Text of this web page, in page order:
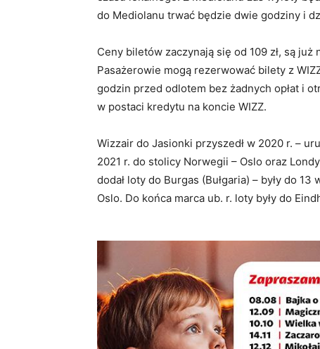
do Mediolanu trwać będzie dwie godziny i
Ceny biletów zaczynają się od 109 zł, są
Pasażerowie mogą rezerwować bilety z
godzin przed odlotem bez żadnych opłat i
w postaci kredytu na koncie WIZZ.
Wizzair do Jasionki przyszedł w 2020 r. –
2021 r. do stolicy Norwegii – Oslo oraz
dodał loty do Burgas (Bułgaria) – były do
Oslo. Do końca marca ub. r. loty były do